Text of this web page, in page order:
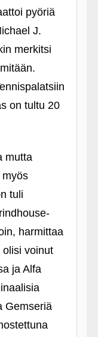
pyöriä
J.
merkitsi
on tultu 20
mutta
tuli
harmittaa
voinut
ja Alfa
Gemseriä